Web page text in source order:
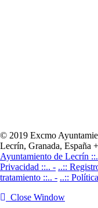
© 2019 Excmo
Lecrín, Granada, España
Ayuntamiento de Lecrín
Privacidad ::.. - ..::
tratamiento ::.. - ..::
Close Window